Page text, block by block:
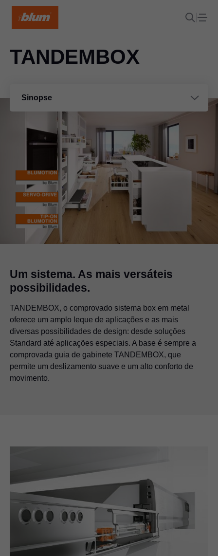
Sinopse
TANDEMBOX
Um sistema. As mais versáteis
possibilidades.
TANDEMBOX, o comprovado sistema box em metal
oferece um amplo leque de aplicações e as mais
diversas possibilidades de design: desde soluções
Standard até aplicações especiais. A base é sempre a
comprovada guia de gabinete TANDEMBOX, que
permite um deslizamento suave e um alto conforto de
movimento.